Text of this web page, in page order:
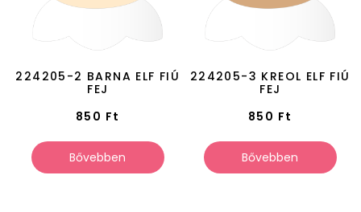
224205-2 BARNA ELF FIÚ
FEJ
850 Ft
Bővebben
224205-3 KREOL ELF FIÚ
FEJ
850 Ft
Bővebben